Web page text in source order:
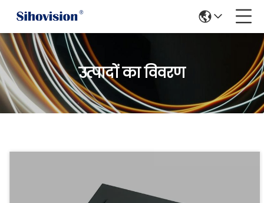
उत्पादों का विवरण